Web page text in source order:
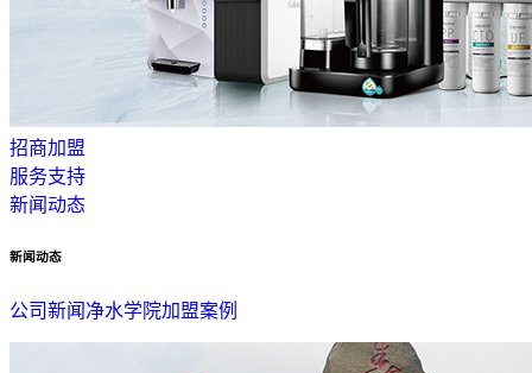
招商加盟
服务支持
新闻动态
新闻动态
公司新闻 净水学院加盟案例